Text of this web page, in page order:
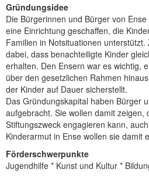
Gründungsidee
Die Bürgerinnen und Bürger von
eine Einrichtung geschaffen, die
Familien in Notsituationen
dabei, dass benachteiligte Kinder
erhalten. Den Ensern war es wichtig,
über den gesetzlichen Rahmen
der Kinder auf Dauer sicherstellt.
Das Gründungskapital haben Bürger
aufgebracht. Sie wollen damit zeigen,
Stiftungszweck engagieren kann,
Kinderarmut in Ense wollen sie damit
Förderschwerpunkte
Jugendhilfe * Kunst und Kultur *